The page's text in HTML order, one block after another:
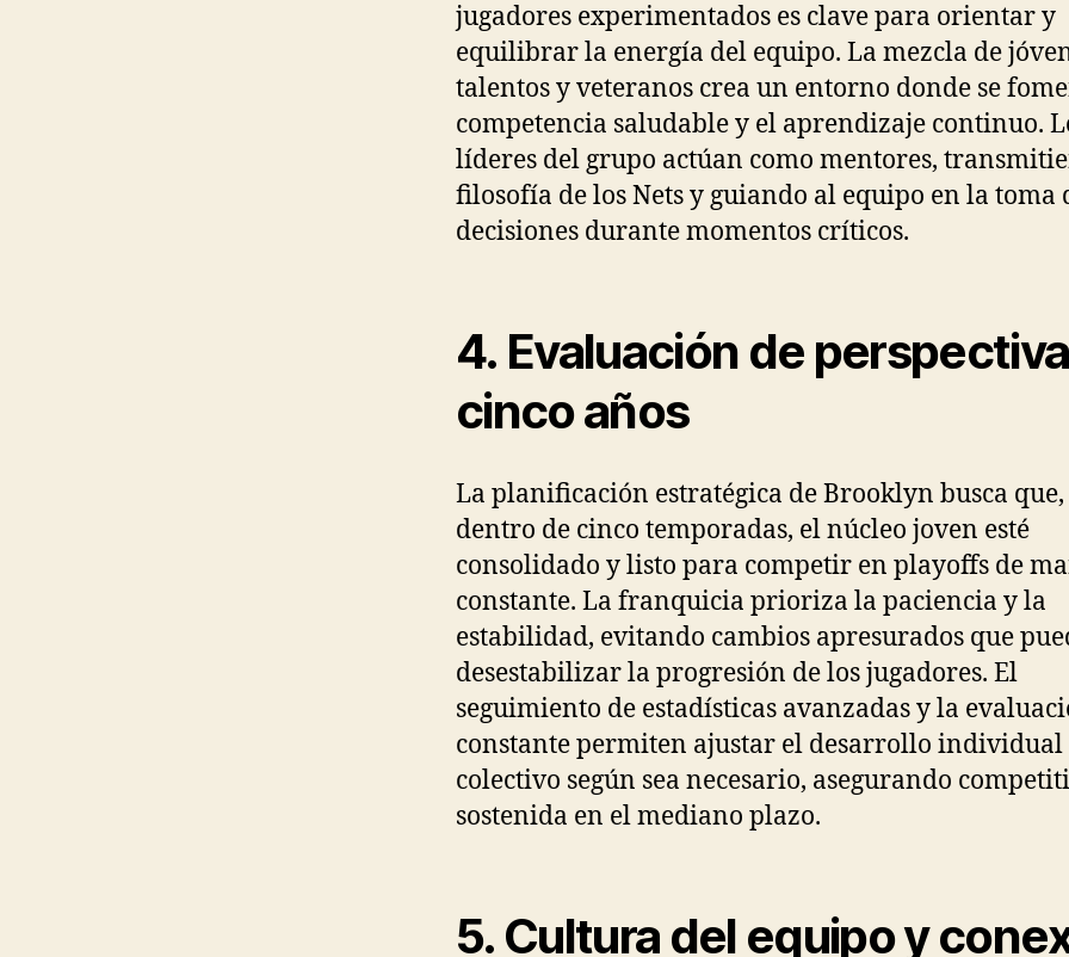
jugadores experimentados es clave para orientar y
equilibrar la energía del equipo. La mezcla de
talentos y veteranos crea un entorno donde se
competencia saludable y el aprendizaje continuo.
líderes del grupo actúan como mentores,
filosofía de los Nets y guiando al equipo en la toma
decisiones durante momentos críticos.
4. Evaluación de
cinco años
La planificación estratégica de Brooklyn busca que,
dentro de cinco temporadas, el núcleo joven esté
consolidado y listo para competir en playoffs de
constante. La franquicia prioriza la paciencia y la
estabilidad, evitando cambios apresurados que
desestabilizar la progresión de los jugadores. El
seguimiento de estadísticas avanzadas y la
constante permiten ajustar el desarrollo individual
colectivo según sea necesario, asegurando
sostenida en el mediano plazo.
5. Cultura del equipo y